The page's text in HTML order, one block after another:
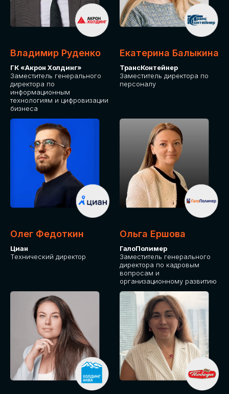
Владимир Руденко
ГК «Акрон Холдинг»
Заместитель генерального
директора по
информационным
технологиям и цифровизации
бизнеса
Екатерина Балыкина
ТрансКонтейнер
Заместитель директора по
персоналу
Олег Федоткин
Циан
Технический директор
Ольга Ершова
ГалоПолимер
Заместитель генерального
директора по кадровым
вопросам и
организационному развитию